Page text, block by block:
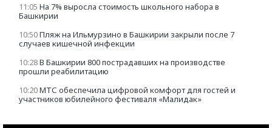
11:05 На 7% выросла стоимость школьного набора в
Башкирии
10:50Пляж на Ильмурзино в Башкирии закрыли после 7
случаев кишечной инфекции
10:28В Башкирии 800 пострадавших на производстве
прошли реабилитацию
10:20МТС обеспечила цифровой комфорт для гостей и
участников юбилейного фестиваля «Малидак»